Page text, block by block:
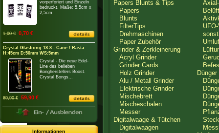
Papers Blunts & Tips
Papers
Blunts
FilterTips
Drehmaschinen
Paper Zubehör
Grinder & Zerkleinerung
Acryl Grinder
Grinder Cards
Holz Grinder
Alu / Metall Grinder
Elektrische Grinder
Mischebrett
Mischeschalen
Messer
Digitalwaage & Tütchen
Digitalwaagen
UFO-
vorperforiert und Einzeln
bedruckt. Maße: 5,5cm x
2,5cm
1,00 € 0,70 €
Crystal Glasbong 18.8 - Cane / Rasta
H:45cm D:50mm WS:5mm
Crystal - Die neue Edel-
Line des belieben
Bongherstellers Boost.
Crystal Bongs...
89,90 € 59,90 €
Informationen